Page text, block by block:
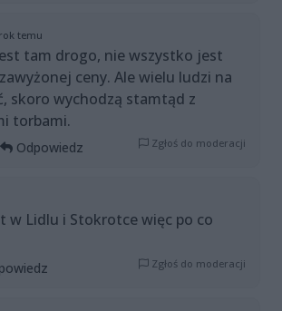
temu
tam drogo, nie wszystko jest
ceny. Ale wielu ludzi na
skoro wychodzą stamtąd z
torbami.
Odpowiedz Zgłoś do moderacji
w Lidlu i Stokrotce więc po co
Zgłoś do moderacji